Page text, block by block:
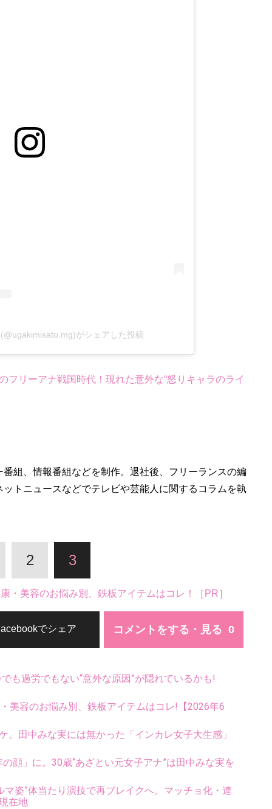
がシェアした投稿
フリーアナ戦国時代！現れた意外な“怒りキャラのライ
組、情報番組などを制作。退社後、フリーランスの編
トニュースなどでテレビや芸能人に関するコラムを執
2 3
美容のお悩み別、鉄板アイテムはコレ！［PR］
コメントをする・見る
でシェア
も過労でもない“意外な原因”が隠れているかも!
美容のお悩み別、鉄板アイテムはコレ!【2026年6
田中みな実には無かった「インカレ女子大生感」
顔」に。30歳“あざとい元女子アナ”は田中みな実を
姿”体当たり演技で再ブレイクへ。マッチョ化・連
在地